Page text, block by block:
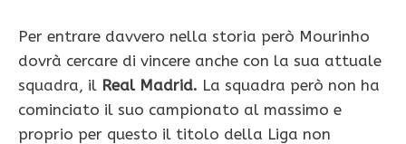
Per entrare davvero nella storia però Mourinho
dovrà cercare di vincere anche con la sua attuale
squadra, il Real Madrid. La squadra però non ha
cominciato il suo campionato al massimo e
proprio per questo il titolo della Liga non